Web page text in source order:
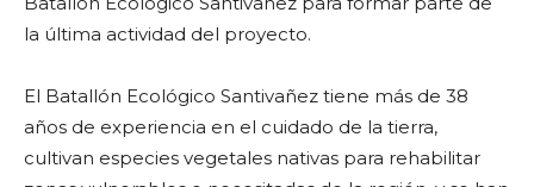
la última actividad del proyecto.
El Batallón Ecológico Santivañez tiene más de 38
años de experiencia en el cuidado de la tierra,
cultivan especies vegetales nativas para rehabilitar